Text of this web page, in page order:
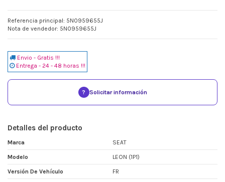
Referencia principal: 5N0959655J
Nota de vendedor: 5N0959655J
Envio - Gratis !!!
Entrega - 24 - 48 horas !!!
? Solicitar información
Detalles del producto
Marca SEAT
Modelo LEON (1P1)
Versión De Vehículo FR